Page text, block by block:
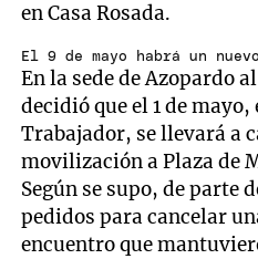
en Casa Rosada.
El 9 de mayo habrá un
En la sede de Azopardo
decidió que el 1 de mayo,
Trabajador, se llevará a
movilización a Plaza de
Según se supo, de parte
pedidos para cancelar
encuentro que